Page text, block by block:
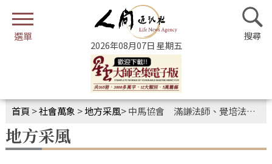
2026年08月07日 星期五
首頁 >社會萬象 >地方采風>中馬協會 滿謙法師、覺培法師歡喜接心
地方采風